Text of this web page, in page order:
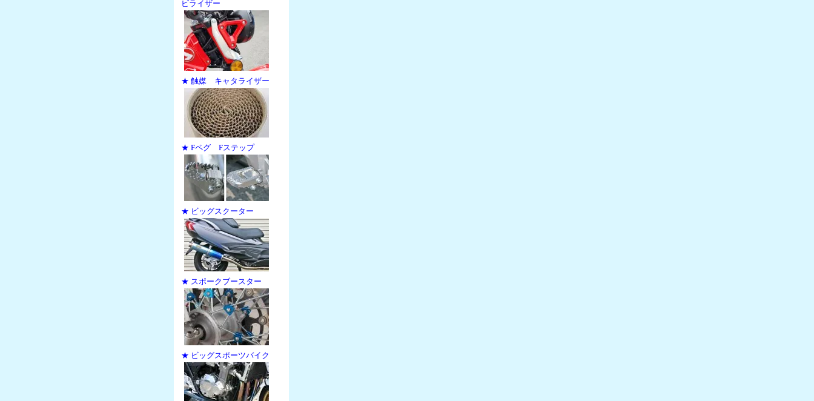
ビライザー
★ 触媒 キャタライザー
★ Fペグ Fステップ
★ ビッグスクーター
★ スポークブースター
★ ビッグスポーツバイク